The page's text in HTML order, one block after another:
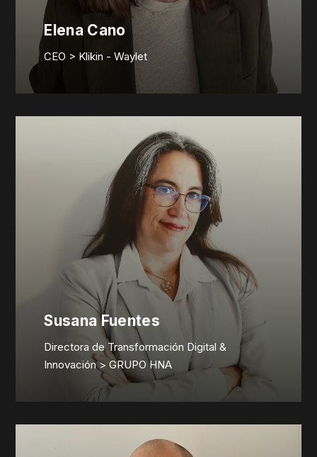
Elena Cano
CEO > Klikin - Waylet
Susana Fuentes
Directora de Transformación Digital &
Innovación > GRUPO HNA